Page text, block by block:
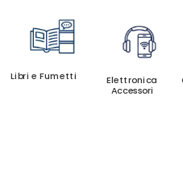
Libri e Fumetti
Elettronica
Accessori